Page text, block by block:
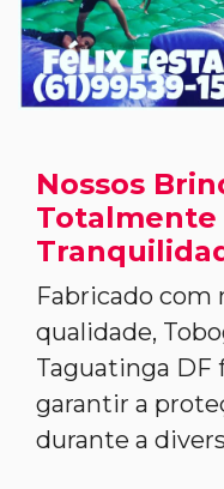
Nossos
Totalmente
Fabricado com
qualidade,
Taguatinga DF
garantir a
durante a